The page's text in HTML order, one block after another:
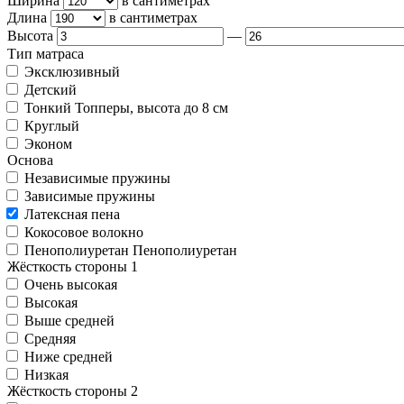
Длина
в сантиметрах
Высота
—
Тип матраса
Эксклюзивный
Детский
Тонкий Топперы, высота до 8 см
Круглый
Эконом
Основа
Независимые пружины
Зависимые пружины
Латексная пена
Кокосовое волокно
Пенополиуретан Пенополиуретан
Жёсткость стороны 1
Очень высокая
Высокая
Выше средней
Средняя
Ниже средней
Низкая
Жёсткость стороны 2